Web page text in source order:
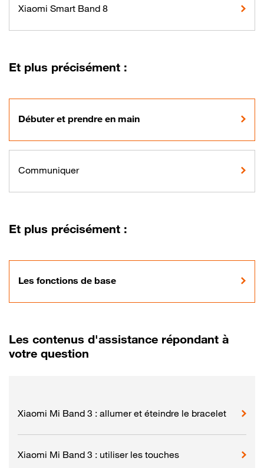
Xiaomi Smart Band 8
Et plus précisément :
Débuter et prendre en main
Communiquer
Et plus précisément :
Les fonctions de base
Les contenus d'assistance répondant à
votre question
Xiaomi Mi Band 3 : allumer et éteindre le bracelet
Xiaomi Mi Band 3 : utiliser les touches